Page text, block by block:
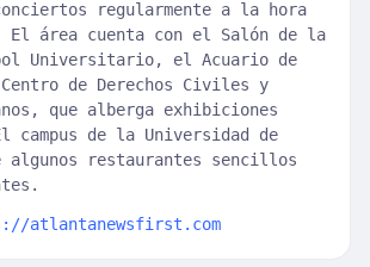
regularmente a la hora
El área cuenta con el Salón de la
Universitario, el Acuario de
de Derechos Civiles y
que alberga exhibiciones
campus de la Universidad de
algunos restaurantes sencillos
atlantanewsfirst.com